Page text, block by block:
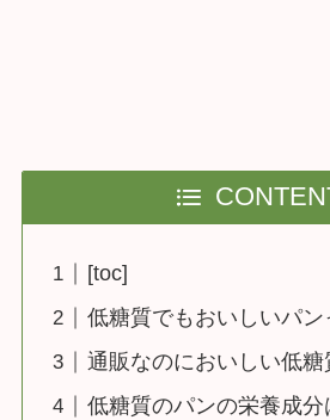
[toc]
低糖質でもおいしいパン
通販なのにおいしい低
低糖質のパンの栄養成分